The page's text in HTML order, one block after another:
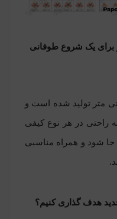
برای یک شروع طوفانی
ابعاد 13.3 × 22 سانتی متر تولید شده است و
راحتی در هر نوع کیفی
جا شود و همراه مناسبی
هدف گذاری کنیم؟